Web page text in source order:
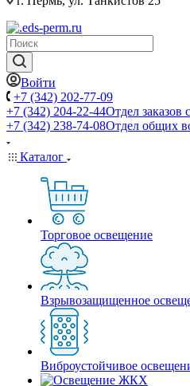
Войти
+7 (342) 202-77-09
+7 (342) 204-22-44Отдел заказов
+7 (342) 238-74-08Отдел общих
Каталог
Торговое освещение
Взрывозащищенное
Виброустойчивое